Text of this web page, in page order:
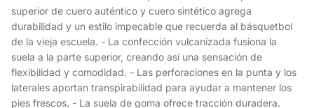
superior de cuero auténtico y cuero sintético agrega
durabilidad y un estilo impecable que recuerda al básquetbol
de la vieja escuela. - La confección vulcanizada fusiona la
suela a la parte superior, creando así una sensación de
flexibilidad y comodidad. - Las perforaciones en la punta y los
laterales aportan transpirabilidad para ayudar a mantener los
pies frescos. - La suela de goma ofrece tracción duradera.